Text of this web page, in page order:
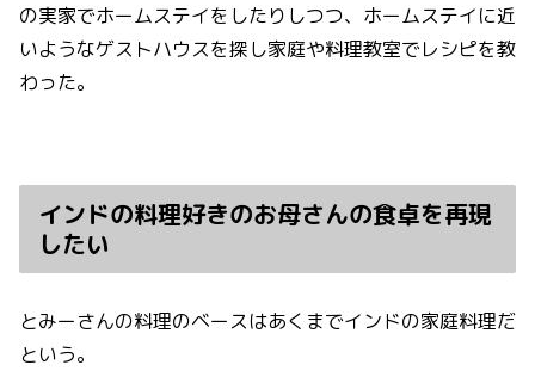
の実家でホームステイをしたりしつつ、ホームステイに近
いようなゲストハウスを探し家庭や料理教室でレシピを教
わった。
インドの料理好きのお母さんの食卓を再現
したい
とみーさんの料理のベースはあくまでインドの家庭料理だ
という。